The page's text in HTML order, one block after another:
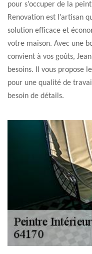
pour s’occuper de la
Renovation est l’artisan
solution efficace et
votre maison. Avec une
convient à vos goûts,
besoins. Il vous propose
pour une qualité de
besoin de détails.